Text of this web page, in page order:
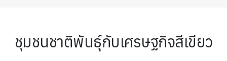
ชุมชนชาติพันธุ์กับเศรษฐกิจสีเขียว